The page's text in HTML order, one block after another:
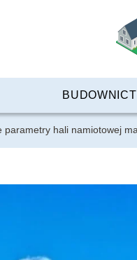
parametry hali namiotowej